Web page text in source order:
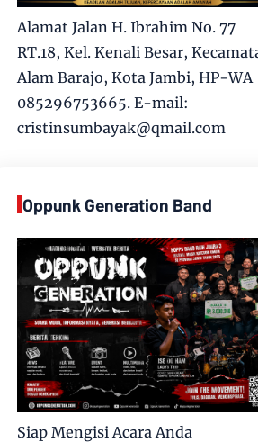
Alamat Jalan H. Ibrahim No. 77
RT.18, Kel. Kenali Besar,
Alam Barajo, Kota Jambi, HP-WA
085296753665. E-mail:
cristinsumbayak@qmail.com
Oppunk Generation Band
Siap Mengisi Acara Anda